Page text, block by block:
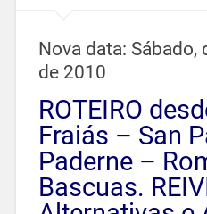
Nova data: Sábado,
de 2010
ROTEIRO
Fraiás – San
Paderne –
Bascuas.